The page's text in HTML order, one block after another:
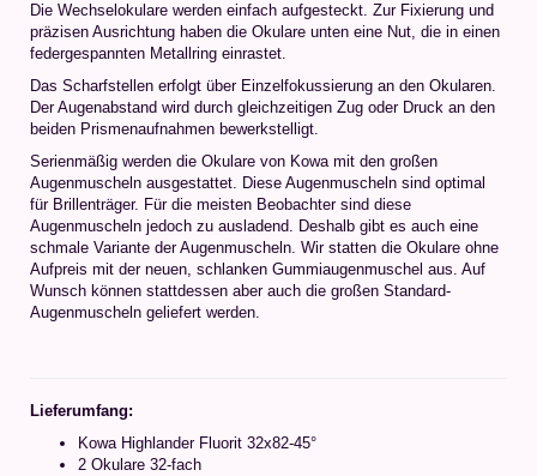
Die Wechselokulare werden einfach aufgesteckt. Zur Fixierung und
präzisen Ausrichtung haben die Okulare unten eine Nut, die in einen
federgespannten Metallring einrastet.
Das Scharfstellen erfolgt über Einzelfokussierung an den Okularen.
Der Augenabstand wird durch gleichzeitigen Zug oder Druck an den
beiden Prismenaufnahmen bewerkstelligt.
Serienmäßig werden die Okulare von Kowa mit den großen
Augenmuscheln ausgestattet. Diese Augenmuscheln sind optimal
für Brillenträger. Für die meisten Beobachter sind diese
Augenmuscheln jedoch zu ausladend. Deshalb gibt es auch eine
schmale Variante der Augenmuscheln. Wir statten die Okulare ohne
Aufpreis mit der neuen, schlanken Gummiaugenmuschel aus. Auf
Wunsch können stattdessen aber auch die großen Standard-
Augenmuscheln geliefert werden.
Lieferumfang:
Kowa Highlander Fluorit 32x82-45°
2 Okulare 32-fach